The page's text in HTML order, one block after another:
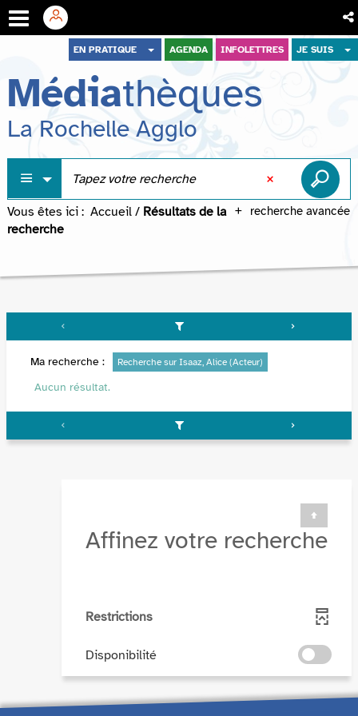
menu
contenu
recherche
EN PRATIQUE AGENDA INFOLETTRES JE SUIS
Médiathèques
La Rochelle Agglo
recherche avancée
Vous êtes ici : Accueil / Résultats de la
recherche
Ma recherche : Recherche sur Isaaz, Alice (Acteur)
Aucun résultat.
Affinez votre recherche
Restrictions
Disponibilité
-
ajouter